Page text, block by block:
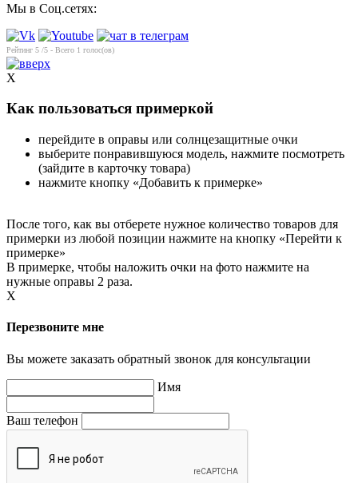
Мы в Соц.сетях:
Рейтинг 5 /5 - Всего 1 голос(ов)
X
Как пользоваться примеркой
перейдите в оправы или солнцезащитные очки
выберите понравившуюся модель, нажмите посмотреть
(зайдите в карточку товара)
нажмите кнопку «Добавить к примерке»
После того, как вы отберете нужное количество товаров для
примерки из любой позиции нажмите на кнопку «Перейти к
примерке»
В примерке, чтобы наложить очки на фото нажмите на
нужные оправы 2 раза.
X
Перезвоните мне
Вы можете заказать обратный звонок для консультации
Имя
Ваш телефон